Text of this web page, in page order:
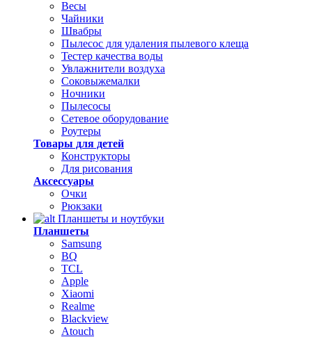
Весы
Чайники
Швабры
Пылесос для удаления пылевого клеща
Тестер качества воды
Увлажнители воздуха
Соковыжемалки
Ночники
Пылесосы
Сетевое оборудование
Роутеры
Товары для детей
Конструкторы
Для рисования
Аксессуары
Очки
Рюкзаки
Планшеты и ноутбуки
Планшеты
Samsung
BQ
TCL
Apple
Xiaomi
Realme
Blackview
Atouch